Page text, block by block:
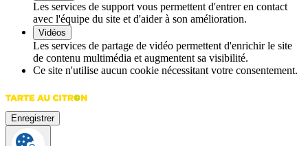
Les services de support vous permettent d'entrer en contact
avec l'équipe du site et d'aider à son amélioration.
Vidéos
Les services de partage de vidéo permettent d'enrichir le site
de contenu multimédia et augmentent sa visibilité.
Ce site n'utilise aucun cookie nécessitant votre consentement.
Enregistrer